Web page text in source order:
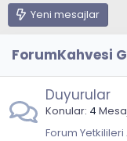
Yeni mesajlar
ForumKahvesi
Duyurular
Konular 4
Forum Yetkilileri